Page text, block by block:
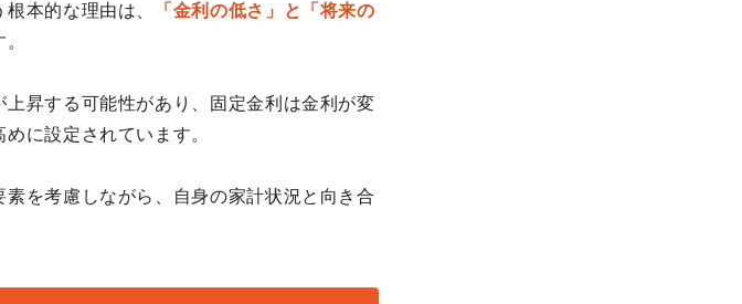
本的な理由は、
「金利の低さ」と「将来の
昇する可能性があり、固定金利は金利が変
に設定されています。
を考慮しながら、自身の家計状況と向き合